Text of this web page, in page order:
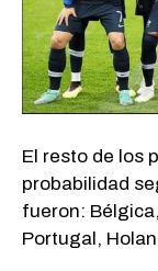
El resto de los
probabilidad
fueron:
Portugal,